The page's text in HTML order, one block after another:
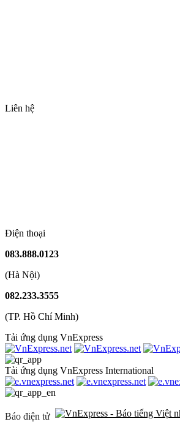
Liên hệ
Điện thoại
083.888.0123
(Hà Nội)
082.233.3555
(TP. Hồ Chí Minh)
Tải ứng dụng VnExpress
Tải ứng dụng VnExpress International
Báo điện tử